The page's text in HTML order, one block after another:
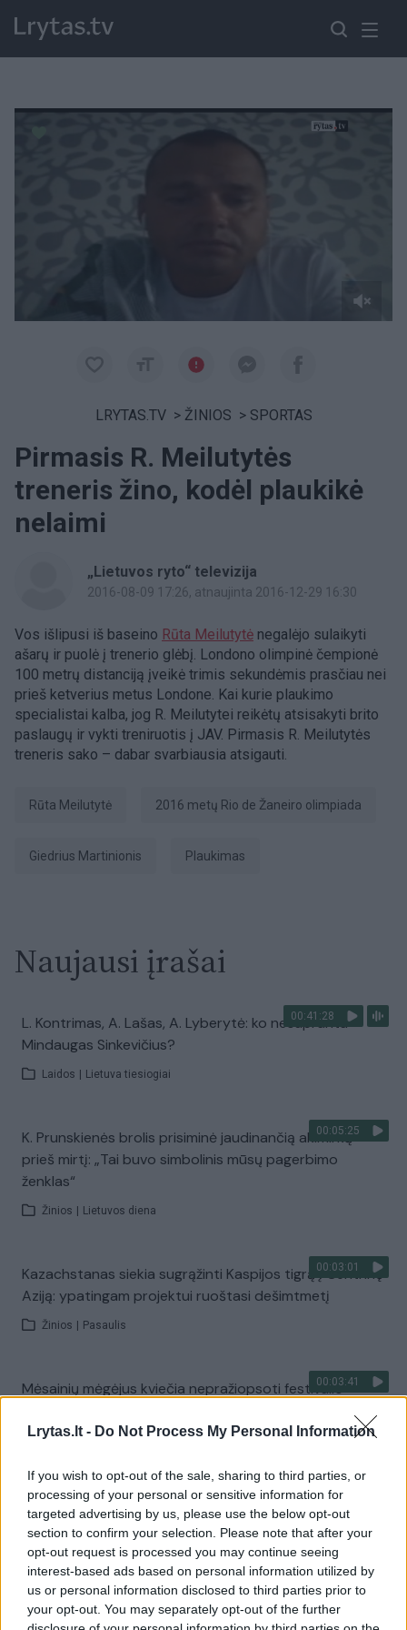
Lrytas.lt - Do Not Process My Personal Information
If you wish to opt-out of the sale, sharing to third parties, or
processing of your personal or sensitive information for
targeted advertising by us, please use the below opt-out
section to confirm your selection. Please note that after your
opt-out request is processed you may continue seeing
interest-based ads based on personal information utilized by
us or personal information disclosed to third parties prior to
your opt-out. You may separately opt-out of the further
LRYTAS.TV > ŽINIOS > SPORTAS
Pirmasis R. Meilutytės
treneris žino, kodėl plaukikė
nelaimi
„Lietuvos ryto“ televizija
2016-08-09 17:26, atnaujinta 2016-12-29 16:30
Vos išlipusi iš baseino Rūta Meilutytė negalėjo sulaikyti
ašarų ir puolė į trenerio glėbį. Londono olimpinė čempionė
100 metrų distanciją įveikė trimis sekundėmis prasčiau nei
prieš ketverius metus Londone. Kai kurie plaukimo
specialistai kalba, jog R. Meilutytei reikėtų atsisakyti brito
paslaugų ir vykti treniruotis į JAV. Pirmasis R. Meilutytės
treneris sako – dabar svarbiausia atsigauti.
Rūta Meilutytė 2016 metų Rio de Žaneiro olimpiada
Giedrius Martinionis Plaukimas
Naujausi įrašai
00:41:28
L. Kontrimas, A. Lašas, A. Lyberytė: ko nesupranta
Mindaugas Sinkevičius?
Laidos Lietuva tiesiogiai
00:05:25
K. Prunskienės brolis prisiminė jaudinančią akimirką
prieš mirtį: „Tai buvo simbolinis mūsų pagerbimo
ženklas“
Žinios Lietuvos diena
00:03:01
Kazachstanas siekia sugrąžinti Kaspijos tigrą į Centrinę
Aziją: ypatingam projektui ruoštasi dešimtmetį
Žinios Pasaulis
00:03:41
Mėsainių mėgėjus kviečia nepražiopsoti festivalio
Žinios | Lietuvos diena
Visi įrašai
Žiūrimiausi įrašai